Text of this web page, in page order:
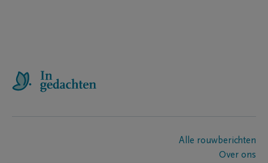
Alle rouwberichten
Over ons